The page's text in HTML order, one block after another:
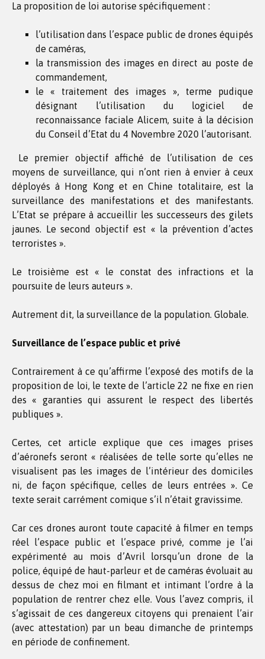
La proposition de loi autorise spécifiquement :
l’utilisation dans l’espace public de drones équipés
de caméras,
la transmission des images en direct au poste de
commandement,
le « traitement des images », terme pudique
désignant l’utilisation du logiciel de
reconnaissance faciale Alicem, suite à la décision
du Conseil d’Etat du 4 Novembre 2020 l’autorisant.
Le premier objectif affiché de l’utilisation de ces
moyens de surveillance, qui n’ont rien à envier à ceux
déployés à Hong Kong et en Chine totalitaire, est la
surveillance des manifestations et des manifestants.
L’Etat se prépare à accueillir les successeurs des gilets
jaunes. Le second objectif est « la prévention d’actes
terroristes ».
Le troisième est « le constat des infractions et la
poursuite de leurs auteurs ».
Autrement dit, la surveillance de la population. Globale.
Surveillance de l’espace public et privé
Contrairement à ce qu’affirme l’exposé des motifs de la
proposition de loi, le texte de l’article 22 ne fixe en rien
des « garanties qui assurent le respect des libertés
publiques ».
Certes, cet article explique que ces images prises
d’aéronefs seront « réalisées de telle sorte qu’elles ne
visualisent pas les images de l’intérieur des domiciles
ni, de façon spécifique, celles de leurs entrées ». Ce
texte serait carrément comique s’il n’était gravissime.
Car ces drones auront toute capacité à filmer en temps
réel l’espace public et l’espace privé, comme je l’ai
expérimenté au mois d’Avril lorsqu’un drone de la
police, équipé de haut-parleur et de caméras évoluait au
dessus de chez moi en filmant et intimant l’ordre à la
population de rentrer chez elle. Vous l’avez compris, il
s’agissait de ces dangereux citoyens qui prenaient l’air
(avec attestation) par un beau dimanche de printemps
en période de confinement.